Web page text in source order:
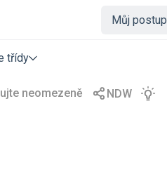
Můj postup
třídy